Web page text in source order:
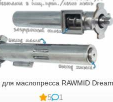
маслопресса RAWMID
5 1